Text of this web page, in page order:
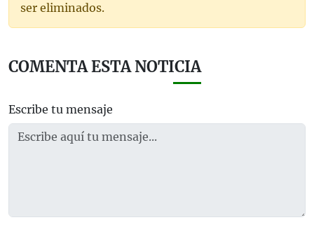
ser eliminados.
COMENTA ESTA NOTICIA
Escribe tu mensaje